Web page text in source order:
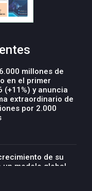
millones de
en el primer
(+11%) y anuncia
extraordinario de
por 2.000
de su
modelo global